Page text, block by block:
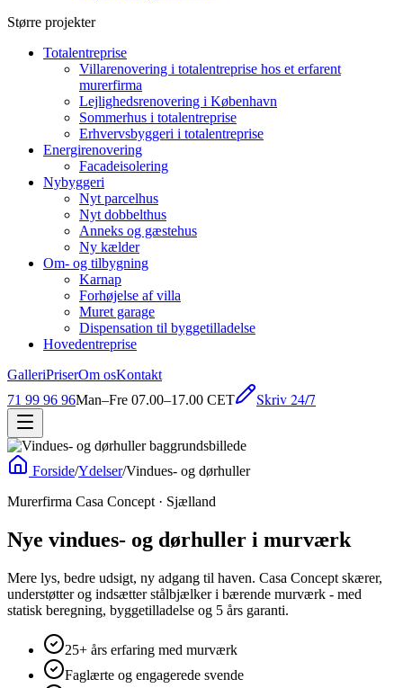
Større projekter
Totalentreprise
Villarenovering i totalentreprise hos et erfarent
murerfirma
Lejlighedsrenovering i København
Sommerhus i totalentreprise
Erhvervsbyggeri i totalentreprise
Energirenovering
Facadeisolering
Nybyggeri
Nyt parcelhus
Nyt dobbelthus
Anneks og gæstehus
Ny kælder
Om- og tilbygning
Karnap
Forhøjelse af villa
Muret garage
Dispensation til byggetilladelse
Hovedentreprise
GalleriPriserOm osKontakt
71 99 96 96Man–Fre 07.00–17.00 CET Skriv 24/7
Forside/Ydelser/Vindues- og dørhuller
Murerfirma Casa Concept · Sjælland
Nye vindues- og dørhuller i murværk
Mere lys, bedre udsigt, ny adgang til haven. Casa Concept skærer,
understøtter og indsætter stålbjælker i bærende murværk - med
statisk beregning, byggetilladelse og 5 års garanti.
25+ års erfaring med murværk
Faglærte og engagerede svende